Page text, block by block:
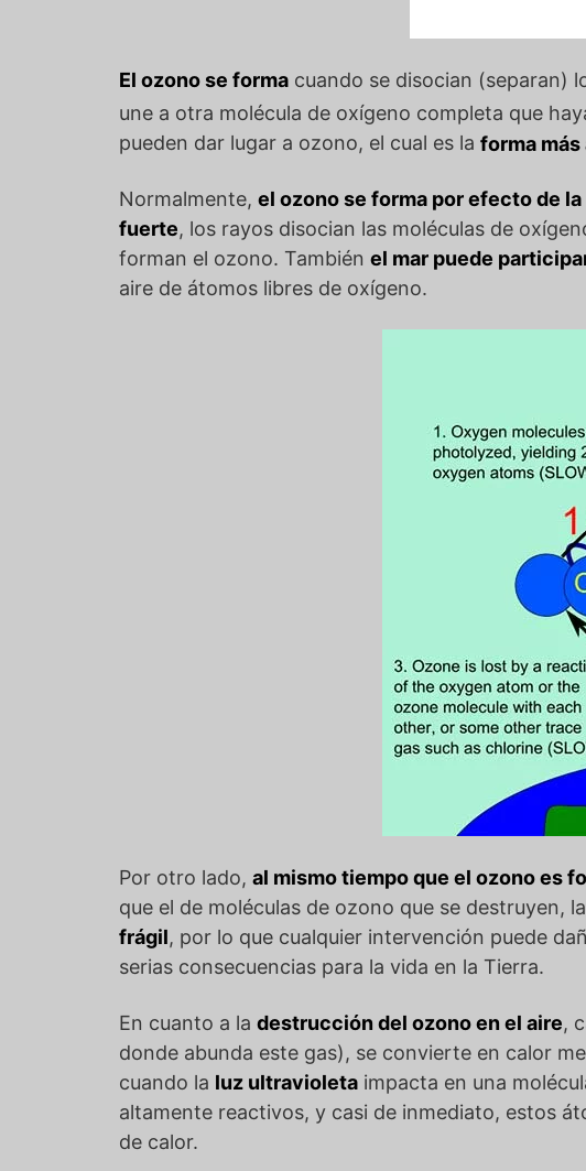
El ozono se forma cuando se disocian (separan)
une a otra molécula de oxígeno completa que
pueden dar lugar a ozono, el cual es la forma
Normalmente, el ozono se forma por efecto de
fuerte, los rayos disocian las moléculas de
forman el ozono. También el mar puede
aire de átomos libres de oxígeno.
Por otro lado, al mismo tiempo que el ozono es
que el de moléculas de ozono que se destruyen,
frágil, por lo que cualquier intervención puede
serias consecuencias para la vida en la Tierra.
En cuanto a la destrucción del ozono en el aire,
donde abunda este gas), se convierte en calor
cuando la luz ultravioleta impacta en una
altamente reactivos, y casi de inmediato, estos
de calor.